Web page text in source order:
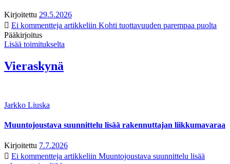
Kirjoitettu 29.5.2026
Ei kommentteja artikkeliin Kohti tuottavuuden parempaa puolta
Pääkirjoitus
Lisää toimitukselta
Vieraskynä
Jarkko Liuska
Muuntojoustava suunnittelu lisää rakennuttajan liikkumavaraa
Kirjoitettu 7.7.2026
Ei kommentteja artikkeliin Muuntojoustava suunnittelu lisää